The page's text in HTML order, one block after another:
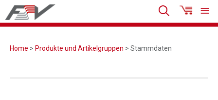
Home > Produkte und Artikelgruppen > Stammdaten